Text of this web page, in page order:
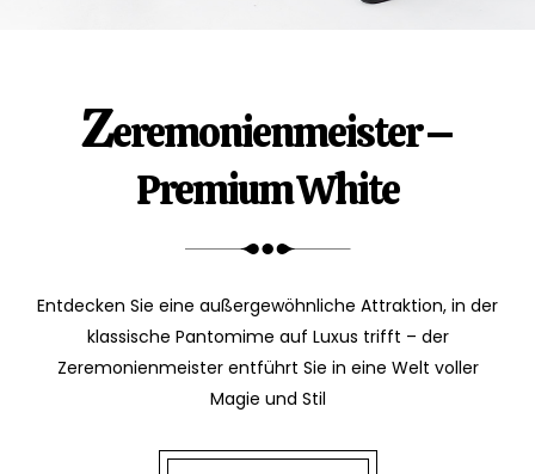
Zeremonienmeister –
Premium White
Entdecken Sie eine außergewöhnliche Attraktion, in der
klassische Pantomime auf Luxus trifft – der
Zeremonienmeister entführt Sie in eine Welt voller
Magie und Stil